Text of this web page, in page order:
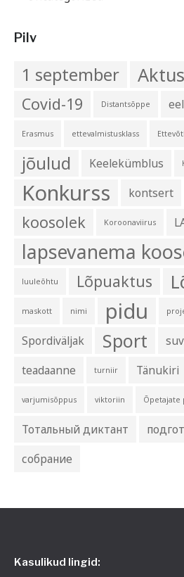
Pilv
1 september Aktus
Covid-19 Distantsõppe
Erasmus ettevalmistusklass
jõulud Keelekümblus
Konkurss kontsert
koosolek Koroonaviirus
lapsevanema
luuleõhtu Lõpuaktus
maskott nimi pidu
Spordiväljak Sport
teadaanne
turniir Tänukiri
varjumisõppus viktoriin Õpetajate
Тотальный диктант
собрание
Kasulikud lingid: